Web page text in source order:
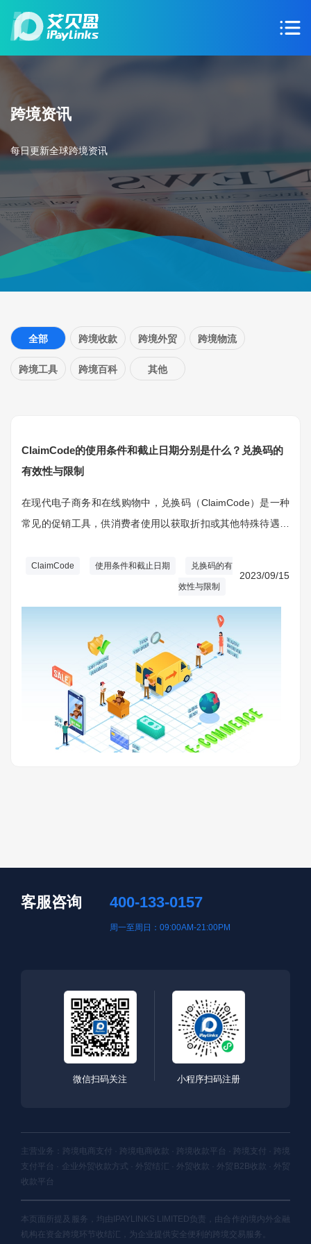
跨境资讯
每日更新全球跨境资讯
全部 跨境收款 跨境外贸 跨境物流
跨境工具 跨境百科 其他
ClaimCode的使用条件和截止日期分别是什么？兑换码的
有效性与限制
在现代电子商务和在线购物中，兑换码（ClaimCode）是一种
常见的促销工具，供消费者使用以获取折扣或其他特殊待遇。
在一些有效性和限制方面的考虑。
ClaimCode 使用条件和截止日期 兑换码的有
效性与限制
2023/09/15
客服咨询 400-133-0157
周一至周日：09:00AM-21:00PM
微信扫码关注 小程序扫码注册
主营业务：跨境电商支付 · 跨境电商收款 · 跨境收款平台 · 跨境支付 · 跨境
支付平台 · 企业外贸收款方式 · 外贸结汇 · 外贸收款 · 外贸B2B收款 · 外贸
收款平台
本页面所提及服务，均由IPAYLINKS LIMITED负责，由合作的境内外金融
机构在资金跨境环节收结汇，为企业提供安全便利的跨境交易服务。